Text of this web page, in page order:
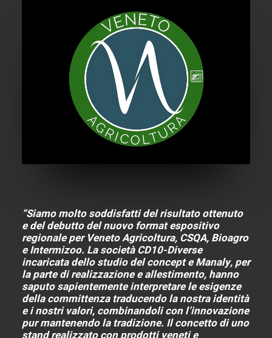
“Siamo molto soddisfatti del risultato ottenuto
e del debutto del nuovo format espositivo
regionale per Veneto Agricoltura, CSQA, Bioagro
e Intermizoo. La società CD10-Diverse
incaricata dello studio del concept e Manaly, per
la parte di realizzazione e allestimento, hanno
saputo sapientemente interpretare le esigenze
della committenza traducendo la nostra identità
e i nostri valori, combinandoli con l’innovazione
pur mantenendo la tradizione. Il concetto di uno